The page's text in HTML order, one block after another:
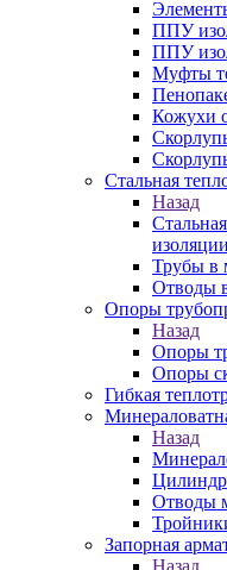
ППУ
ППУ
Муфты
Кожухи
Стальная
Назад
изоляции
Трубы в
Отводы
Опоры
Назад
Опоры
Опоры
Гибкая
Назад
Отводы
Запорная
Назад